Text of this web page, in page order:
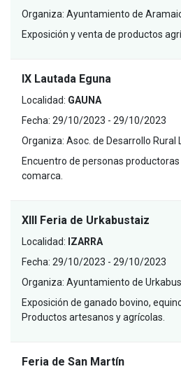
Organiza: Ayuntamiento de
Exposición y venta de productos
IX Lautada Eguna
Localidad: GAUNA
Fecha: 29/10/2023 - 29/10/2023
Organiza: Asoc. de Desarrollo Rural
Encuentro de personas
comarca.
XIII Feria de Urkabustaiz
Localidad: IZARRA
Fecha: 29/10/2023 - 29/10/2023
Organiza: Ayuntamiento de
Exposición de ganado bovino,
Productos artesanos y agrícolas.
Feria de San Martín